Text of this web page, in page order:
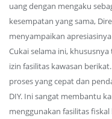
uang dengan mengaku
kesempatan yang sama,
menyampaikan
Cukai selama ini,
izin fasilitas kawasan
proses yang cepat dan
DIY. Ini sangat membantu
menggunakan fasilitas